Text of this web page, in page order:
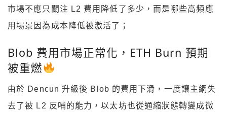
市場不應只關注 L2 費用降低了多少，而是哪些高頻應
用場景因為成本降低被激活了；
Blob 費用市場正常化，ETH Burn 預期
被重燃
由於 Dencun 升級後 Blob 的費用下滑，一度讓主網失
去了被 L2 反哺的能力，以太坊也從通縮狀態轉變成微